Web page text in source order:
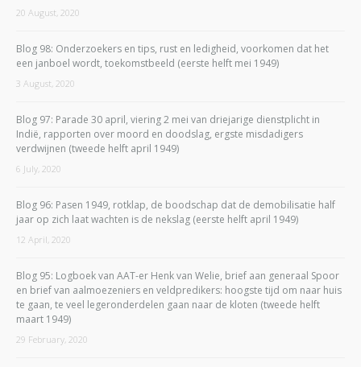
20 August, 2020
Blog 98: Onderzoekers en tips, rust en ledigheid, voorkomen dat het
een janboel wordt, toekomstbeeld (eerste helft mei 1949)
3 August, 2020
Blog 97: Parade 30 april, viering 2 mei van driejarige dienstplicht in
Indië, rapporten over moord en doodslag, ergste misdadigers
verdwijnen (tweede helft april 1949)
6 July, 2020
Blog 96: Pasen 1949, rotklap, de boodschap dat de demobilisatie half
jaar op zich laat wachten is de nekslag (eerste helft april 1949)
12 April, 2020
Blog 95: Logboek van AAT-er Henk van Welie, brief aan generaal Spoor
en brief van aalmoezeniers en veldpredikers: hoogste tijd om naar huis
te gaan, te veel legeronderdelen gaan naar de kloten (tweede helft
maart 1949)
29 February, 2020